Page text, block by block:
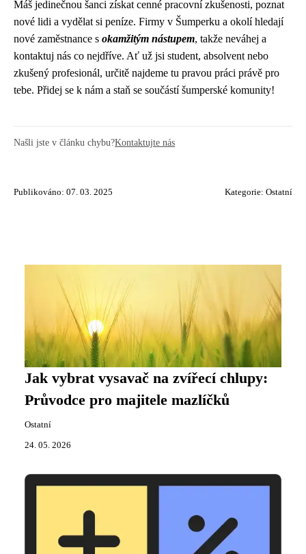
Máš jedinečnou šanci získat cenné pracovní zkušenosti, poznat
nové lidi a vydělat si peníze. Firmy v Šumperku a okolí hledají
nové zaměstnance s okamžitým nástupem, takže neváhej a
kontaktuj nás co nejdříve. Ať už jsi student, absolvent nebo
zkušený profesionál, určitě najdeme tu pravou práci právě pro
tebe. Přidej se k nám a staň se součástí šumperské komunity!
Našli jste v článku chybu?Kontaktujte nás
Publikováno: 07. 03. 2025 Kategorie: Ostatní
Jak vybrat vysavač na zvířecí chlupy:
Průvodce pro majitele mazlíčků
Ostatní
24. 05. 2026